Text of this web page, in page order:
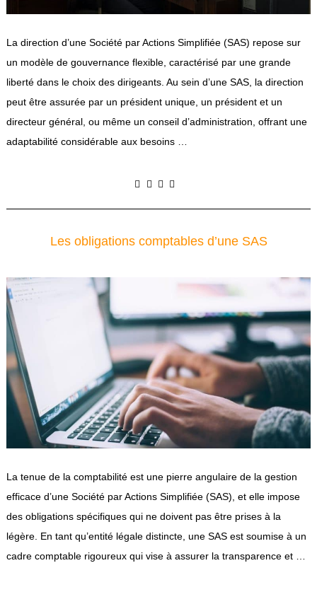
La direction d’une Société par Actions Simplifiée (SAS) repose sur
un modèle de gouvernance flexible, caractérisé par une grande
liberté dans le choix des dirigeants. Au sein d’une SAS, la direction
peut être assurée par un président unique, un président et un
directeur général, ou même un conseil d’administration, offrant une
adaptabilité considérable aux besoins …
Les obligations comptables d’une SAS
La tenue de la comptabilité est une pierre angulaire de la gestion
efficace d’une Société par Actions Simplifiée (SAS), et elle impose
des obligations spécifiques qui ne doivent pas être prises à la
légère. En tant qu’entité légale distincte, une SAS est soumise à un
cadre comptable rigoureux qui vise à assurer la transparence et …